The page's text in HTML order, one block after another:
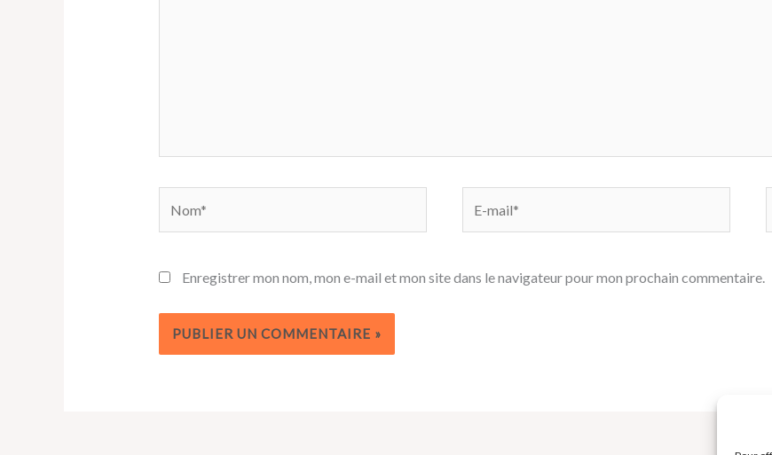
mail*
Enregistrer mon nom, mon e-mail et mon site dans le navigateur pour mon prochain commentaire.